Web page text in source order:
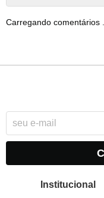
Carregando comentários
Institucional